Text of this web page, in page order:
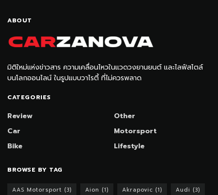
ABOUT
มิติใหม่แห่งข่าวสาร ความเคลื่อนไหวในแวดวงยานยนต์ และไลฟ์สไตล์
บนโลกออนไลน์ ในรูปแบบวาไรตี้ ที่ไม่ควรพลาด
CATEGORIES
Review
Car
Bike
Other
Motorsport
Lifestyle
BROWSE BY TAG
AAS Motorsport (3) Aion (1) Akrapovic (1) Audi (3)